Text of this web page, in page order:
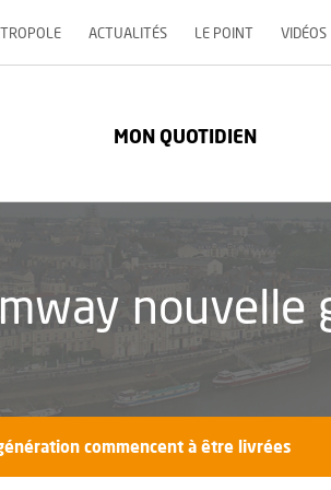
ACTUALITÉS LE POINT VIDÉOS,
Métropole - Communauté urbaine :
MON QUOTIDIEN
nouvelle
commencent à être livrées